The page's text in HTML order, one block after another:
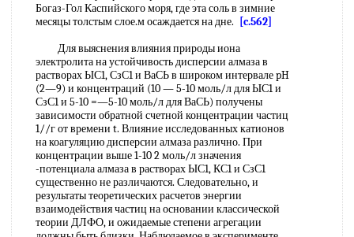
Богаз-Гол Каспийского моря, где эта соль в зимние
месяцы толстым слое.м осаждается на дне.
[c.562]
Для выяснения влияния природы иона
электролита на устойчивость дисперсии алмаза в
растворах ЫС1, СзС1 и ВаСЬ в широком интервале pH
(2—9) и концентраций (10 — 5-10 моль/л для ЫС1 и
СзС1 и 5-10 =—5-10 моль/л для ВаСЬ) получены
зависимости обратной счетной концентрации частиц
1//г от времени t. Влияние исследованных катионов
на коагуляцию дисперсии алмаза различно. При
концентрации выше 1-10 2 моль/л значения
-потенциала алмаза в растворах ЫС1, КС1 и СзС1
существенно не различаются. Следовательно, и
результаты теоретических расчетов энергии
взаимодействия частиц на основании классической
теории ДЛФО, и ожидаемые степени агрегации